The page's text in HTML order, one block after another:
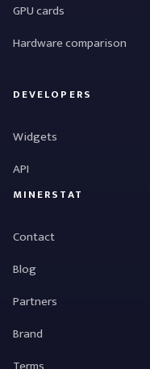
GPU cards
Hardware comparison
DEVELOPERS
Widgets
API
MINERSTAT
Contact
Blog
Partners
Brand